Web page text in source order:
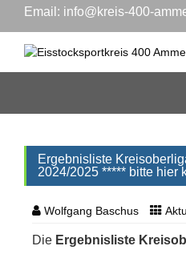
Email: info@kreis-400-
Ergebnisliste
2024/2025 ***** bitte hier
Wolfgang Baschus
Die Ergebnisliste